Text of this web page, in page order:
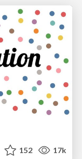
152 17k